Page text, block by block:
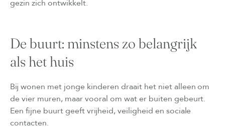
gezin zich ontwikkelt.
De buurt: minstens zo belangrijk
als het huis
Bij wonen met jonge kinderen draait het niet alleen om
de vier muren, maar vooral om wat er buiten gebeurt.
Een fijne buurt geeft vrijheid, veiligheid en sociale
contacten.